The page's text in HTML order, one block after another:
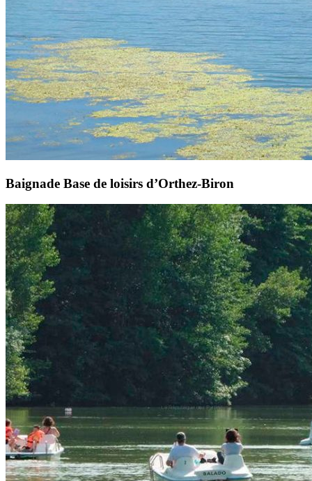
Baignade Base de loisirs d’Orthez-Biron